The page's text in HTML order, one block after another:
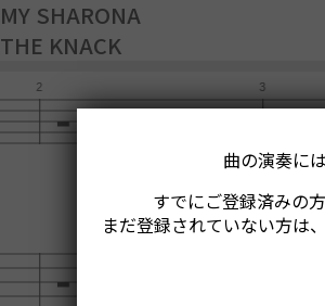
MY SHARONA
THE KNACK
曲の演奏に
すでにご登録済みの
まだ登録されていない方は